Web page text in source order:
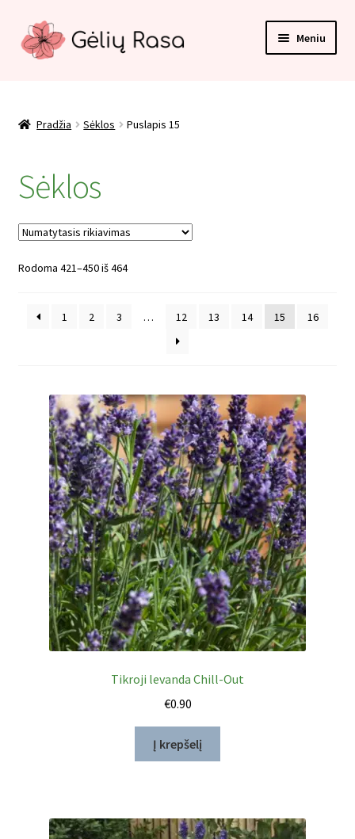
Pereiti
prie
Pereiti
prie
Meniu
Apmokėjimas
Tinklaraštis
Pradžia Sėklos Puslapis 15
Sėklos
Rodoma 421–450 iš 464
1 2 3 … 12 13 14 15 16
Tikroji levanda Chill-Out
€0.90
Į krepšelį